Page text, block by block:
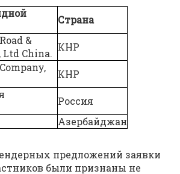
Страна
&
Ltd China.
КНР
КНР
Россия
Азербайджан
предложений заявки
были признаны не